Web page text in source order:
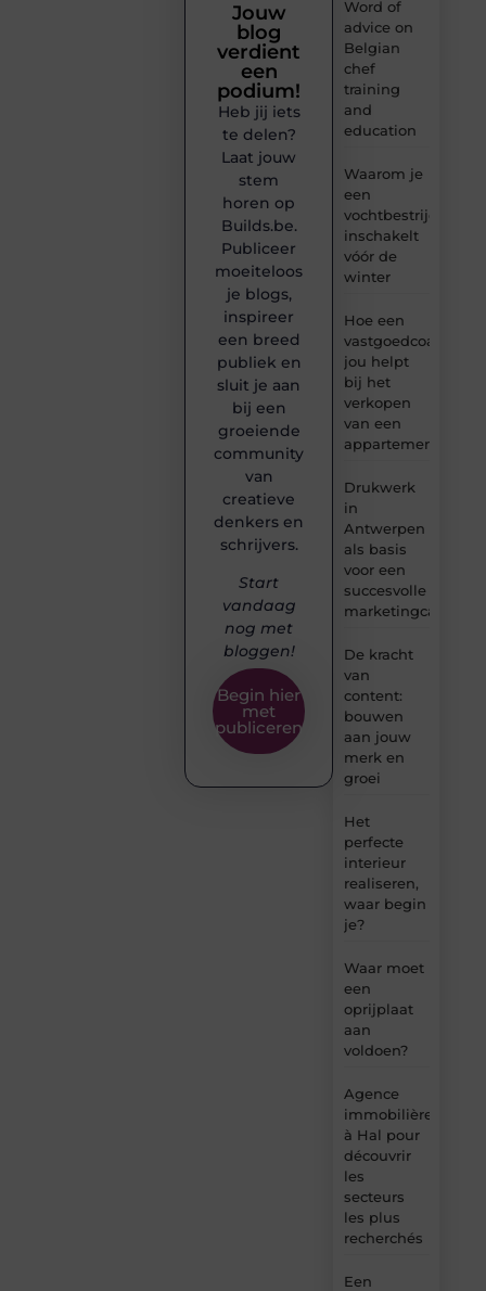
Word of
advice on
Belgian
chef
training
and
education
Waarom je
een
inschakelt
vóór de
winter
Hoe een
vastgoedcoach
jou helpt
bij het
verkopen
van een
appartement
Drukwerk
in
Antwerpen
als basis
voor een
succesvolle
De kracht
van
content:
bouwen
aan jouw
merk en
groei
Het
perfecte
interieur
realiseren,
waar begin
je?
Waar moet
een
oprijplaat
aan
voldoen?
Agence
immobilière
à Hal pour
découvrir
les
secteurs
les plus
recherchés
Een
Jouw
blog
verdient
een
podium!
Heb jij iets
te delen?
Laat jouw
stem
horen op
Builds.be.
Publiceer
moeiteloos
je blogs,
inspireer
een breed
publiek en
sluit je aan
bij een
groeiende
community
van
creatieve
denkers en
schrijvers.
Start
vandaag
nog met
bloggen!
Begin hier
met
publiceren